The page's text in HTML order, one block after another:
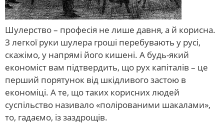
Шулерство – професія не лише давня, а й корисна.
З легкої руки шулера гроші перебувають у русі,
скажімо, у напрямі його кишені. А будь-який
економіст вам підтвердить, що рух капіталів – це
перший порятунок від шкідливого застою в
економіці. А те, що таких корисних людей
суспільство називало «полірованими шакалами»,
то, гадаємо, із заздрощів.